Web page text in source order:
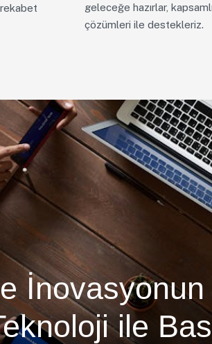
geleceğe hazırlar,
çözümleri ile destekleriz.
ile